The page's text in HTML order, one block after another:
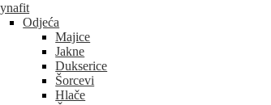
Odjeća
Majice
Jakne
Dukserice
Šorcevi
Hlače